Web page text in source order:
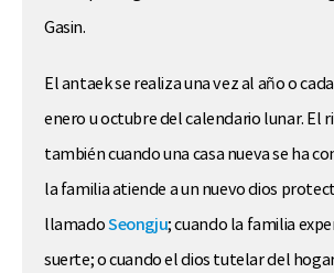
Gasin.
El antaek se realiza una vez al año o
enero u octubre del calendario lunar. El
también cuando una casa nueva se ha
la familia atiende a un nuevo dios
llamadoSeongju; cuando la familia
suerte; o cuando el dios tutelar del